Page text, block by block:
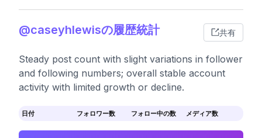
@caseyhlewisの履歴統計 共有
Steady post count with slight variations in follower
and following numbers; overall stable account
activity with limited growth or decline.
日付 フォロワー数 フォロー中の数 メディア数